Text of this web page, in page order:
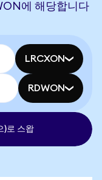
에 해당합니다
LRCXON
RDWON
)로 스왑